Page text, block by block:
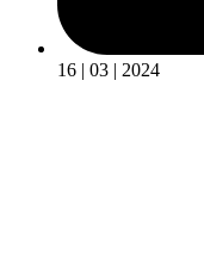
16 | 03 | 2024